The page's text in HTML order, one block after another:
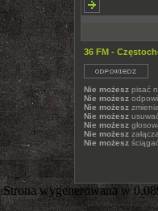
36 FM -
Nie możesz pisać
Nie możesz
Nie możesz
Nie możesz
Nie możesz
Nie możesz
Nie możesz
Strona wygenerowana w